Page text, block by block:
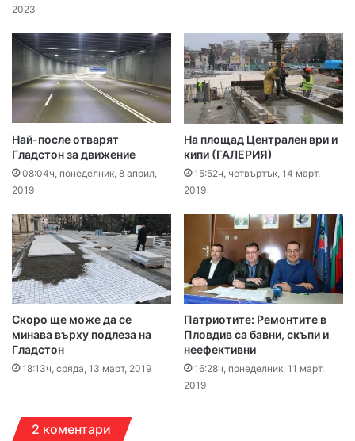
2023
Най-после отварят
Гладстон за движение
08:04ч, понеделник, 8 април,
2019
На площад Централен ври и
кипи (ГАЛЕРИЯ)
15:52ч, четвъртък, 14 март,
2019
Скоро ще може да се
минава върху подлеза на
Гладстон
18:13ч, сряда, 13 март, 2019
Патриотите: Ремонтите в
Пловдив са бавни, скъпи и
неефективни
16:28ч, понеделник, 11 март,
2019
2 коментари